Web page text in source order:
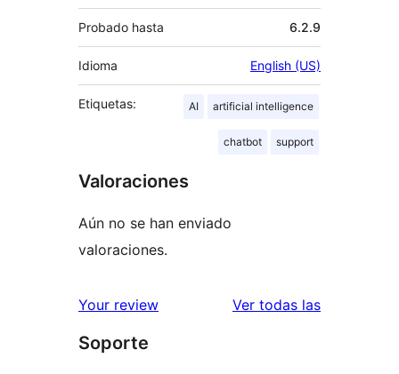
Probado hasta 6.2.9
Idioma English (US)
Etiquetas: AI artificial intelligence
chatbot support
Valoraciones
Aún no se han enviado
valoraciones.
Your review Ver todas las
Soporte